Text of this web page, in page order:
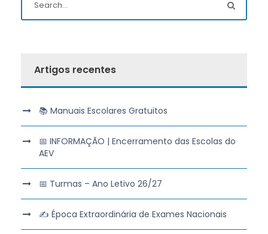
Artigos recentes
📚 Manuais Escolares Gratuitos
📅 INFORMAÇÃO | Encerramento das Escolas do
AEV
📅 Turmas – Ano Letivo 26/27
✍️ Época Extraordinária de Exames Nacionais